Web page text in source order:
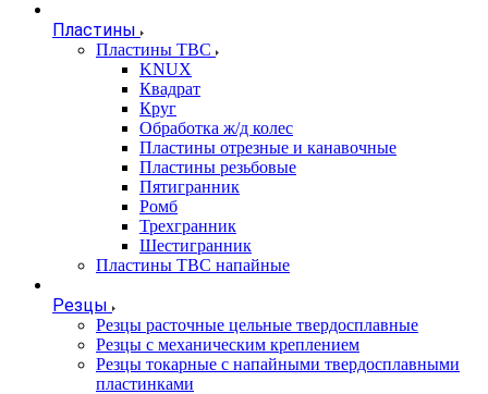
Пластины
Пластины ТВС
KNUX
Квадрат
Круг
Обработка ж/д колес
Пластины отрезные и канавочные
Пластины резьбовые
Пятигранник
Ромб
Трехгранник
Шестигранник
Пластины ТВС напайные
Резцы
Резцы расточные цельные твердосплавные
Резцы с механическим креплением
Резцы токарные с напайными твердосплавными
пластинками